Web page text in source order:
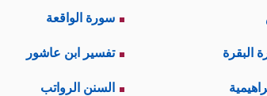
سورة الواقعة
البقرة تفسير ابن عاشور
السنن الرواتب